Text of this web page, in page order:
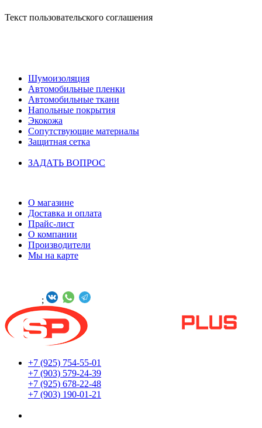
Текст пользовательского соглашения
Шумоизоляция
Автомобильные пленки
Автомобильные ткани
Напольные покрытия
Экокожа
Сопутствующие материалы
Защитная сетка
ЗАДАТЬ ВОПРОС
О магазине
Доставка и оплата
Прайс-лист
О компании
Производители
Мы на карте
;
+7 (925) 754-55-01
+7 (903) 579-24-39
+7 (925) 678-22-48
+7 (903) 190-01-21